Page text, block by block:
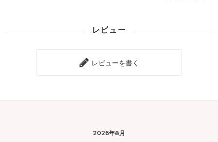
レビュー
レビューを書く
2026年8月